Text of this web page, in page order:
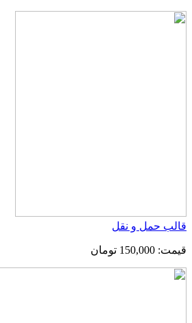
قالب حمل و نقل
قیمت: 150,000 تومان